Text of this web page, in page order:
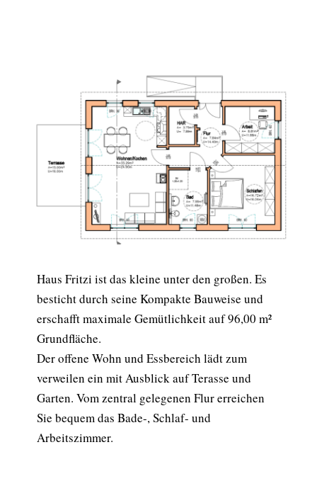
Haus Fritzi ist das kleine unter den großen. Es
besticht durch seine Kompakte Bauweise und
erschafft maximale Gemütlichkeit auf 96,00 m²
Grundfläche.
Der offene Wohn und Essbereich lädt zum
verweilen ein mit Ausblick auf Terasse und
Garten. Vom zentral gelegenen Flur erreichen
Sie bequem das Bade-, Schlaf- und
Arbeitszimmer.